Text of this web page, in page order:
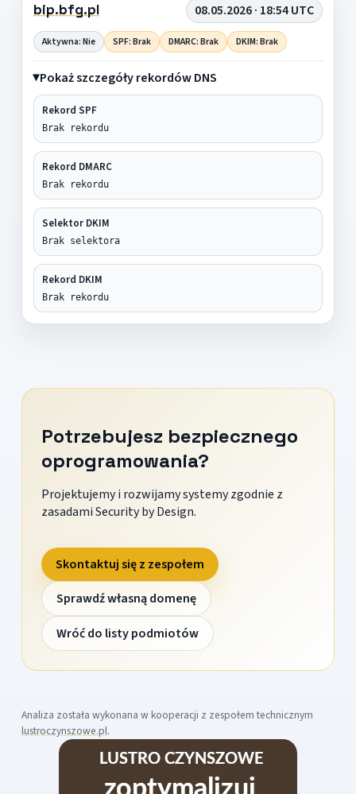
bip.bfg.pl 08.05.2026 · 18:54 UTC
Aktywna: Nie SPF: Brak DMARC: Brak DKIM: Brak
Pokaż szczegóły rekordów DNS
Rekord SPF
Brak rekordu
Rekord DMARC
Brak rekordu
Selektor DKIM
Brak selektora
Rekord DKIM
Brak rekordu
Potrzebujesz bezpiecznego
oprogramowania?
Projektujemy i rozwijamy systemy zgodnie z
zasadami Security by Design.
Skontaktuj się z zespołem
Sprawdź własną domenę
Wróć do listy podmiotów
Analiza została wykonana w kooperacji z zespołem technicznym
lustroczynszowe.pl.